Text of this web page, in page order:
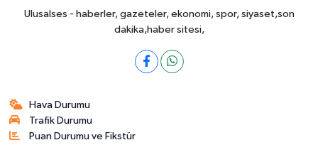
Ulusalses - haberler, gazeteler, ekonomi, spor, siyaset,son
dakika,haber sitesi,
Hava Durumu
Trafik Durumu
Puan Durumu ve Fikstür